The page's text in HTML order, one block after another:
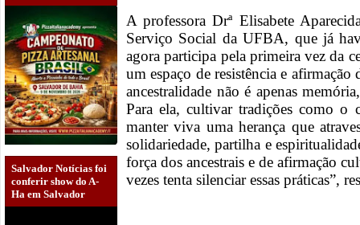
Salvador Notícias foi
conferir show do A-
Ha em Salvador
A professora Drª Elisabete
Serviço Social da UFBA, que já
agora participa pela primeira vez da
um espaço de resistência e
ancestralidade não é apenas
Para ela, cultivar tradições como o
manter viva uma herança que
solidariedade, partilha e
força dos ancestrais e de afirmação
vezes tenta silenciar essas práticas”,